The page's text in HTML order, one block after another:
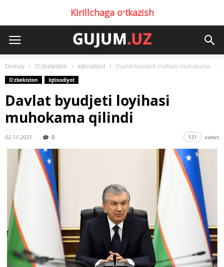
Kirillchaga oʻtkazish
Domoy Oʻzbekiston Iqtisodiyot
Davlat byudjeti loyihasi muhokama qilindi
Oʻzbekiston
Iqtisodiyot
Davlat byudjeti loyihasi
muhokama qilindi
02.11.2021 0 131 views